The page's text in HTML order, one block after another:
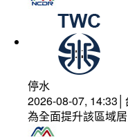
停水
2026-08-07,
為全面提升該區域